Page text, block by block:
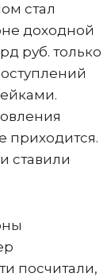
стал
доходной
руб. только
приходится.
ставили
посчитали,